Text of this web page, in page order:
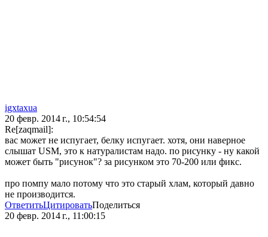
igxtaxua
20 февр. 2014 г., 10:54:54
Re[zaqmail]:
вас может не испугает, белку испугает. хотя, они наверное
слышат USM, это к натуралистам надо. по рисунку - ну какой
может быть "рисунок"? за рисунком это 70-200 или фикс.
про помпу мало потому что это старый хлам, который давно
не производится.
ОтветитьЦитироватьПоделиться
20 февр. 2014 г., 11:00:15